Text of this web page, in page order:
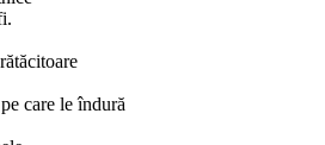
care le îndură